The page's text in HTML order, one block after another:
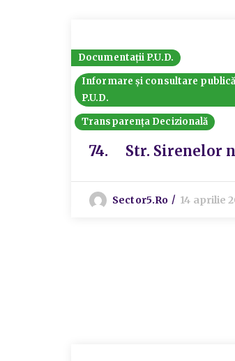
Documentații P.U.D.
Informare și consultare
P.U.D.
Transparența Decizională
74. Str. Sirenelor
Sector5.ro 14 aprilie